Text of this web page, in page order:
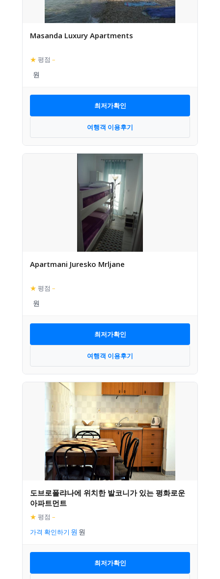
Masanda Luxury Apartments
★ 평점 –
최저가확인
여행객 이용후기
Apartmani Juresko Mrljane
★ 평점 –
최저가확인
여행객 이용후기
도브로폴랴나에 위치한 발코니가 있는 평화로운
아파트먼트
★ 평점 –
가격 확인하기
최저가확인